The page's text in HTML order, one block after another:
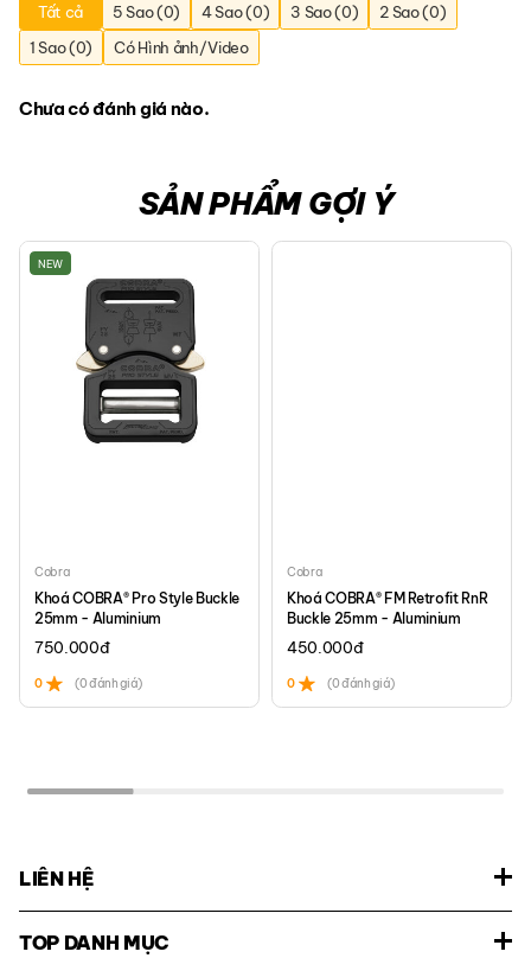
Tất cả 5 Sao (0) 4 Sao (0) 3 Sao (0)
2 Sao (0)
1 Sao (0)
Có Hình ảnh/Video
Chưa có đánh giá nào.
SẢN PHẨM GỢI Ý
NEW
Cobra
Khoá COBRA® Pro Style Buckle
25mm - Aluminium
750.000đ
0 (0 đánh giá)
Cobra
Khoá COBRA® FM Retrofit RnR
Buckle 25mm - Aluminium
450.000đ
0 (0 đánh giá)
LIÊN HỆ
TOP DANH MỤC